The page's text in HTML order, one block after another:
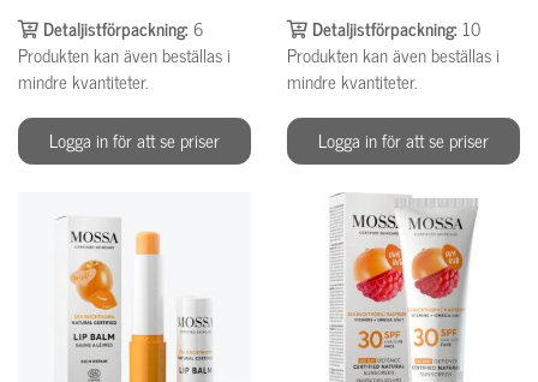
Detaljistförpackning:6
Produkten kan även beställas i
mindre kvantiteter.
Logga in för att se priser
Detaljistförpackning: 10
Produkten kan även beställas i
mindre kvantiteter.
Logga in för att se priser